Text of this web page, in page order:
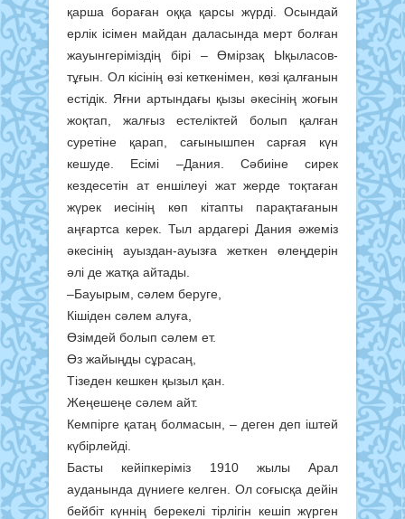
қарша бораған оққа қарсы жүрді. Осындай
ерлік ісімен майдан даласында мерт болған
жауынгеріміздің бірі – Өмірзақ Ықыласов-
тұғын. Ол кісінің өзі кеткенімен, көзі қалғанын
естідік. Яғни артындағы қызы әкесінің жоғын
жоқтап, жалғыз естеліктей болып қалған
суретіне қарап, сағынышпен сарғая күн
кешуде. Есімі –Дания. Сәбиіне сирек
кездесетін ат еншілеуі жат жерде тоқтаған
жүрек иесінің көп кітапты парақтағанын
аңғартса керек. Тыл ардагері Дания әжеміз
әкесінің ауыздан-ауызға жеткен өлеңдерін
әлі де жатқа айтады.
–Бауырым, сәлем беруге,
Кішіден сәлем алуға,
Өзімдей болып сәлем ет.
Өз жайыңды сұрасаң,
Тізеден кешкен қызыл қан.
Жеңешеңе сәлем айт.
Кемпірге қатаң болмасын, – деген деп іштей
күбірлейді.
Басты кейіпкеріміз 1910 жылы Арал
ауданында дүниеге келген. Ол соғысқа дейін
бейбіт күннің берекелі тірлігін кешіп жүрген